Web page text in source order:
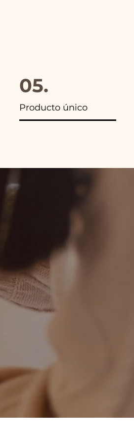
05.
Producto único